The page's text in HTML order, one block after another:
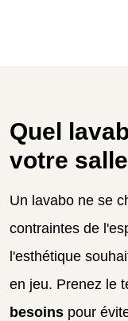
Quel
votre
Un lavabo ne se
contraintes de
l'esthétique
en jeu. Prenez le
besoins pour